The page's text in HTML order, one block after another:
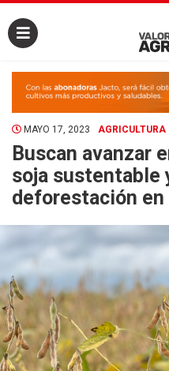
MAYO 17, 2023 AGRICULTURA
Buscan avanzar
soja sustentable
deforestación en